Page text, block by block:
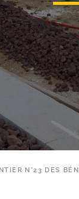
N°23 DES